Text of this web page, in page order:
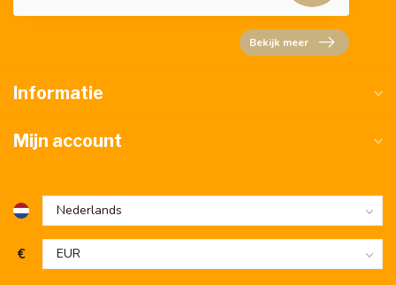
Bekijk meer
Informatie
Mijn account
€